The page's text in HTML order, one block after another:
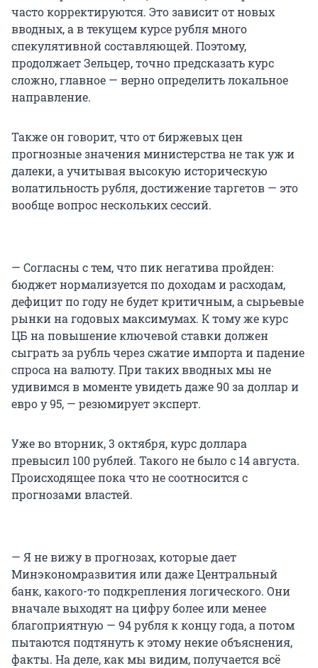
часто корректируются. Это зависит от новых
вводных, а в текущем курсе рубля много
спекулятивной составляющей. Поэтому,
продолжает Зельцер, точно предсказать курс
сложно, главное — верно определить локальное
направление.
Также он говорит, что от биржевых цен
прогнозные значения министерства не так уж и
далеки, а учитывая высокую историческую
волатильность рубля, достижение таргетов — это
вообще вопрос нескольких сессий.
— Согласны с тем, что пик негатива пройден:
бюджет нормализуется по доходам и расходам,
дефицит по году не будет критичным, а сырьевые
рынки на годовых максимумах. К тому же курс
ЦБ на повышение ключевой ставки должен
сыграть за рубль через сжатие импорта и падение
спроса на валюту. При таких вводных мы не
удивимся в моменте увидеть даже 90 за доллар и
евро у 95, — резюмирует эксперт.
Уже во вторник, 3 октября, курс доллара
превысил 100 рублей. Такого не было с 14 августа.
Происходящее пока что не соотносится с
прогнозами властей.
— Я не вижу в прогнозах, которые дает
Минэкономразвития или даже Центральный
банк, какого-то подкрепления логического. Они
вначале выходят на цифру более или менее
благоприятную — 94 рубля к концу года, а потом
пытаются подтянуть к этому некие объяснения,
факты. На деле, как мы видим, получается всё